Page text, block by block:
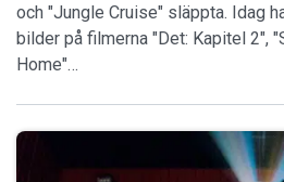
och "Jungle Cruise" släppta. Idag
bilder på filmerna "Det: Kapitel 2",
Home"…